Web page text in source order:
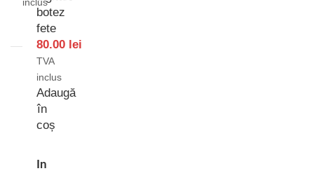
botez
fete
80.00 lei
TVA
inclus
Adaugă
în
coș
In